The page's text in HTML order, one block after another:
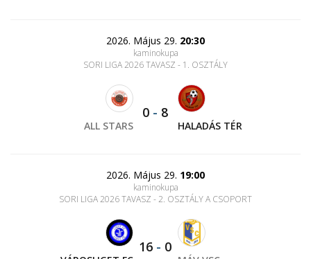
2026. Május 29. 20:30
kaminokupa
SORI LIGA 2026 TAVASZ - 1. OSZTÁLY
ALL STARS
0 - 8
HALADÁS TÉR
2026. Május 29. 19:00
kaminokupa
SORI LIGA 2026 TAVASZ - 2. OSZTÁLY A CSOPORT
16 - 0